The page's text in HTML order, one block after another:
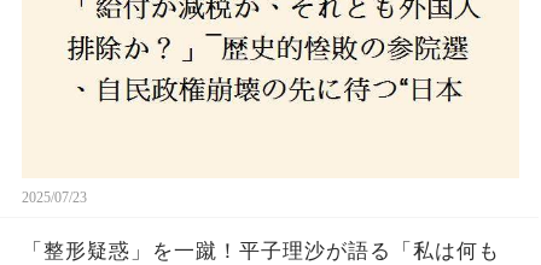
2025/07/23
「整形疑惑」を一蹴！平子理沙が語る「私は何も